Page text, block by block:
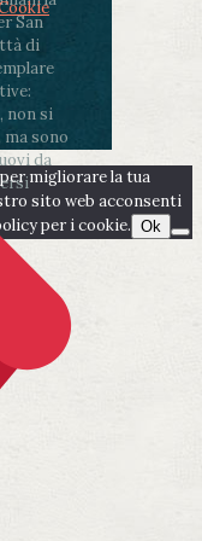
San
di
non si
sono
da
migliorare la tua
sito web acconsenti
per i cookie. Ok